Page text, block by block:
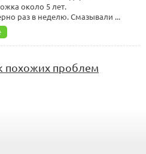
около 5 лет.
раз в неделю. Смазывали ...
похожих проблем